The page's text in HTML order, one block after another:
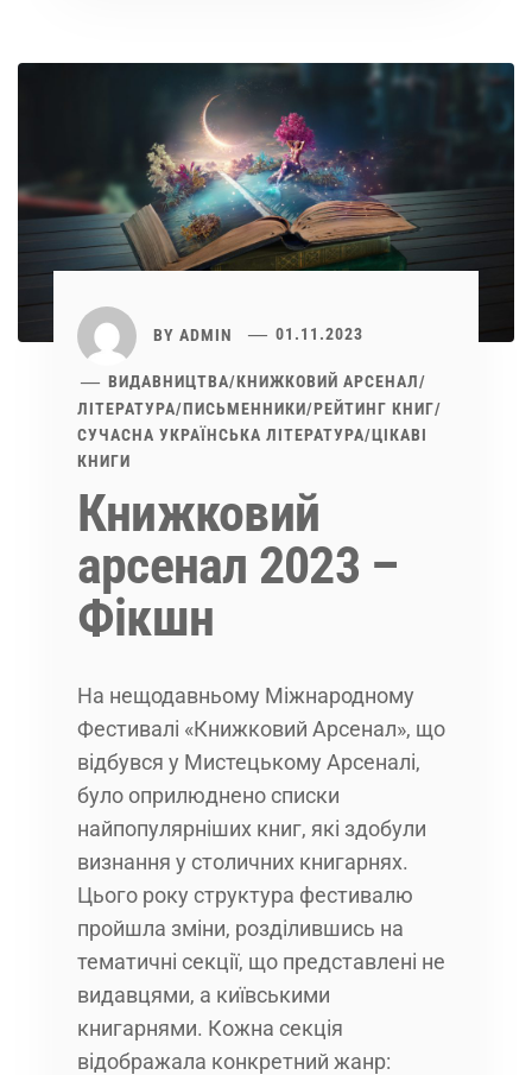
BY ADMIN 01.11.2023
ВИДАВНИЦТВА/КНИЖКОВИЙ АРСЕНАЛ/
ЛІТЕРАТУРА/ПИСЬМЕННИКИ/РЕЙТИНГ КНИГ/
СУЧАСНА УКРАЇНСЬКА ЛІТЕРАТУРА/ЦІКАВІ
КНИГИ
Книжковий
арсенал 2023 –
Фікшн
На нещодавньому Міжнародному
Фестивалі «Книжковий Арсенал», що
відбувся у Мистецькому Арсеналі,
було оприлюднено списки
найпопулярніших книг, які здобули
визнання у столичних книгарнях.
Цього року структура фестивалю
пройшла зміни, розділившись на
тематичні секції, що представлені не
видавцями, а київськими
книгарнями. Кожна секція
відображала конкретний жанр: